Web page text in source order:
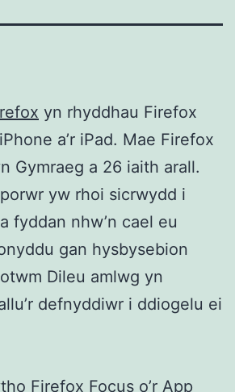
yn rhyddhau Firefox
a’r iPad. Mae Firefox
Gymraeg a 26 iaith arall.
yw rhoi sicrwydd i
fyddan nhw’n cael eu
gan hysbysebion
Dileu amlwg yn
defnyddiwr i ddiogelu ei
Firefox Focus o’r App